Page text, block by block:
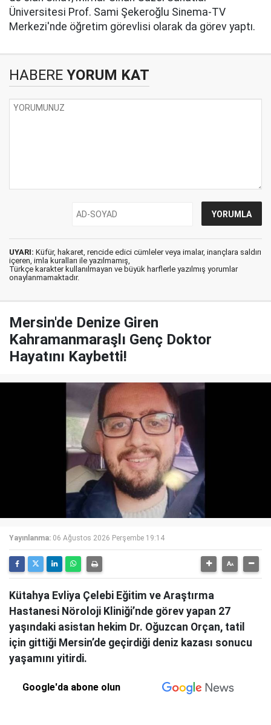
Üniversitesi Prof. Sami Şekeroğlu Sinema-TV
Merkezi'nde öğretim görevlisi olarak da görev yaptı.
HABERE YORUM KAT
UYARI: Küfür, hakaret, rencide edici cümleler veya imalar, inançlara saldırı
içeren, imla kuralları ile yazılmamış,
Türkçe karakter kullanılmayan ve büyük harflerle yazılmış yorumlar
onaylanmamaktadır.
Mersin'de Denize Giren
Kahramanmaraşlı Genç Doktor
Hayatını Kaybetti!
Yayınlanma: 06 Ağustos 2026 Perşembe 19:14
Kütahya Evliya Çelebi Eğitim ve Araştırma
Hastanesi Nöroloji Kliniği’nde görev yapan 27
yaşındaki asistan hekim Dr. Oğuzcan Orçan, tatil
için gittiği Mersin’de geçirdiği deniz kazası sonucu
yaşamını yitirdi.
Google'da abone olun